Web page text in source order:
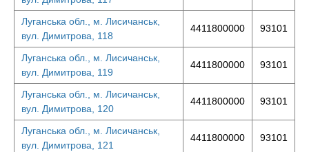
Луганська обл., м. Лисичанськ,
вул. Димитрова, 118
4411800000 93101
Луганська обл., м. Лисичанськ,
вул. Димитрова, 119
4411800000 93101
Луганська обл., м. Лисичанськ,
вул. Димитрова, 120
4411800000 93101
Луганська обл., м. Лисичанськ,
вул. Димитрова, 121
4411800000 93101